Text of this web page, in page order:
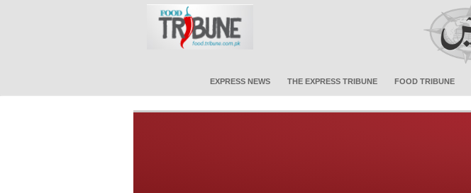
EXPRESS NEWS THE EXPRESS TRIBUNE FOOD TRIBUNE